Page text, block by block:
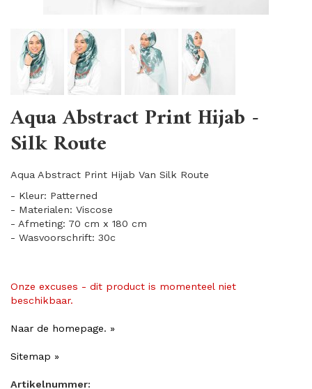
Aqua Abstract Print Hijab -
Silk Route
Aqua Abstract Print Hijab Van Silk Route
- Kleur: Patterned
- Materialen: Viscose
- Afmeting: 70 cm x 180 cm
- Wasvoorschrift: 30c
Onze excuses - dit product is momenteel niet
beschikbaar.
Naar de homepage. »
Sitemap »
Artikelnummer: